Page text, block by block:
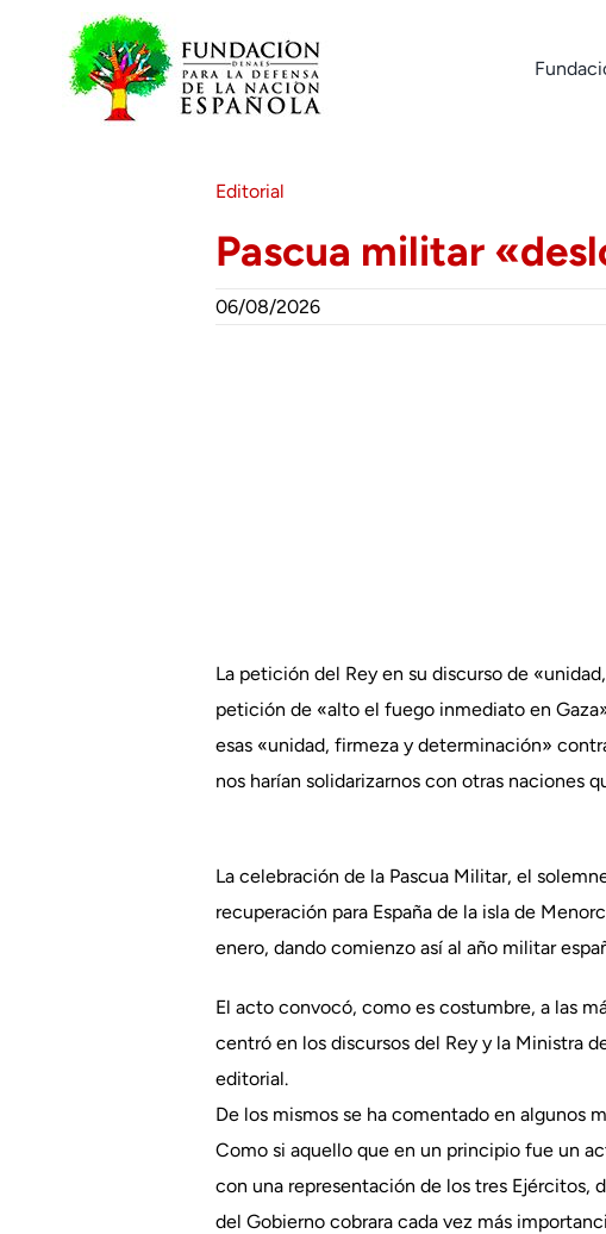
contenido
Editorial
Pascua militar
06/08/2026
La petición del Rey en su discurso de
petición de «alto el fuego inmediato en
esas «unidad, firmeza y determinación»
nos harían solidarizarnos con otras naciones
La celebración de la Pascua Militar, el
recuperación para España de la isla de
enero, dando comienzo así al año militar
El acto convocó, como es costumbre, a las
centró en los discursos del Rey y la Ministra
editorial.
De los mismos se ha comentado en algunos
Como si aquello que en un principio fue un
con una representación de los tres Ejércitos,
del Gobierno cobrara cada vez más